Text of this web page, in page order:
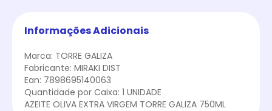
Informações Adicionais
Marca: TORRE GALIZA
Fabricante: MIRAKI DIST
Ean: 7898695140063
Quantidade por Caixa: 1 UNIDADE
AZEITE OLIVA EXTRA VIRGEM TORRE GALIZA 750ML